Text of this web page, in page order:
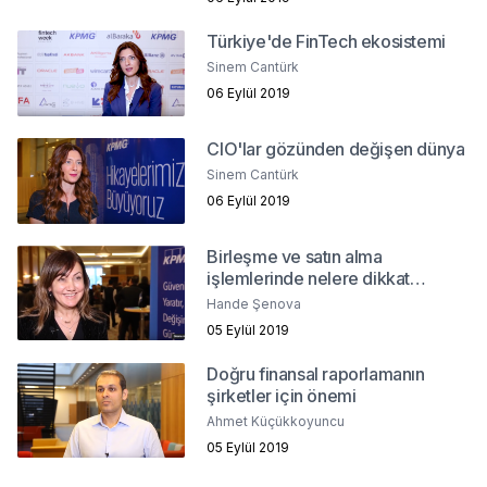
Türkiye'de FinTech ekosistemi
Sinem Cantürk
06 Eylül 2019
CIO'lar gözünden değişen dünya
Sinem Cantürk
06 Eylül 2019
Birleşme ve satın alma
işlemlerinde nelere dikkat
edilmeli?
Hande Şenova
05 Eylül 2019
Doğru finansal raporlamanın
şirketler için önemi
Ahmet Küçükkoyuncu
05 Eylül 2019